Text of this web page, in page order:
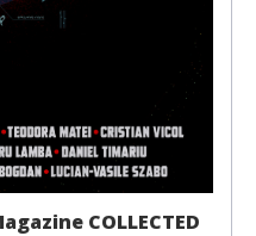
COLLECTED